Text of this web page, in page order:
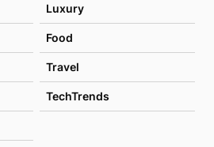
Luxury
Food
Travel
TechTrends